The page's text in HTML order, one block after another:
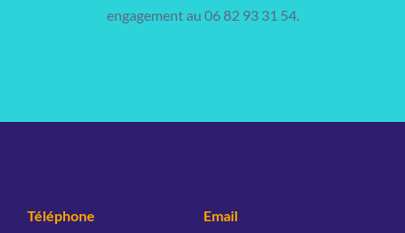
engagement au 06 82 93 31 54.
Téléphone
Email